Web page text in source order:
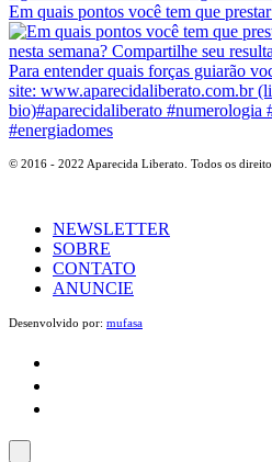
Em quais pontos você tem que
© 2016 - 2022 Aparecida Liberato. Todos os
NEWSLETTER
SOBRE
CONTATO
ANUNCIE
Desenvolvido por: mufasa